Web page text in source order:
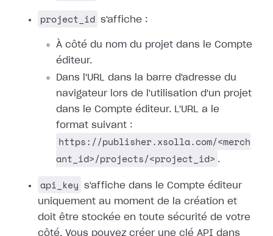
project_id s'affiche :
À côté du nom du projet dans le Compte
éditeur.
Dans l'URL dans la barre d'adresse du
navigateur lors de l'utilisation d'un projet
dans le Compte éditeur. L'URL a le
format suivant :
https://publisher.xsolla.com/<merch
ant_id>/projects/<project_id> .
api_key
s'affiche dans le Compte éditeur
uniquement au moment de la création et
doit être stockée en toute sécurité de votre
côté. Vous pouvez créer une clé API dans